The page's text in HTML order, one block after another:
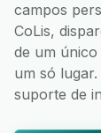
campos
CoLis,
de um
um só
suporte de